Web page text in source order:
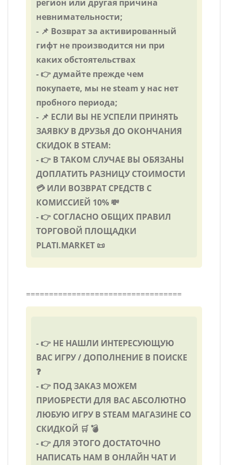
регион или другая причина
невнимательности;
- 📌 Возврат за активированный
гифт не производится ни при
каких обстоятельствах
- 👉 думайте прежде чем
покупаете, мы не steam у нас нет
пробного периода;
- 📌 ЕСЛИ ВЫ НЕ УСПЕЛИ ПРИНЯТЬ
ЗАЯВКУ В ДРУЗЬЯ ДО ОКОНЧАНИЯ
СКИДОК В STEAM:
- 👉 В ТАКОМ СЛУЧАЕ ВЫ ОБЯЗАНЫ
ДОПЛАТИТЬ РАЗНИЦУ СТОИМОСТИ
💳 ИЛИ ВОЗВРАТ СРЕДСТВ С
КОМИССИЕЙ 10% 💸
- 👉 СОГЛАСНО ОБЩИХ ПРАВИЛ
ТОРГОВОЙ ПЛОЩАДКИ
PLATI.MARKET 📜
==================================
- 👉 НЕ НАШЛИ ИНТЕРЕСУЮЩУЮ
ВАС ИГРУ / ДОПОЛНЕНИЕ В ПОИСКЕ
❓
- 👉 ПОД ЗАКАЗ МОЖЕМ
ПРИОБРЕСТИ ДЛЯ ВАС АБСОЛЮТНО
ЛЮБУЮ ИГРУ В STEAM МАГАЗИНЕ СО
СКИДКОЙ 🛒 💣
- 👉 ДЛЯ ЭТОГО ДОСТАТОЧНО
НАПИСАТЬ НАМ В ОНЛАЙН ЧАТ И